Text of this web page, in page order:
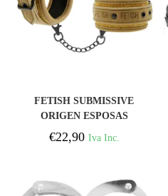
FETISH SUBMISSIVE
ORIGEN ESPOSAS
CUERO VEGANO CON
FORRO DE NEOPRENO
€22,90 Iva Inc.